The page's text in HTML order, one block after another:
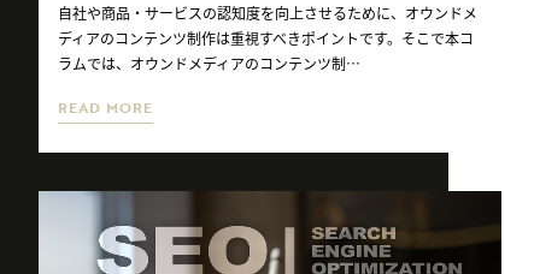
自社や商品・サービスの認知度を向上させるために、オウンドメ
ディアのコンテンツ制作は重視すべきポイントです。そこで本コ
ラムでは、オウンドメディアのコンテンツ制…
READ MORE